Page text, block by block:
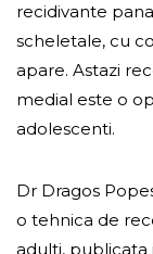
recidivante
scheletale, cu
apare. Astazi
medial este o
adolescenti.
Dr Dragos
o tehnica de
adulti, publicata